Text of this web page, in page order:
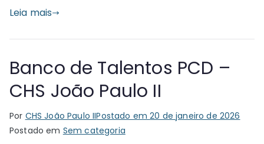
Leia mais
Banco de Talentos PCD –
CHS João Paulo II
Por CHS João Paulo IIPostado em20 de janeiro de 2026
Postado em Sem categoria